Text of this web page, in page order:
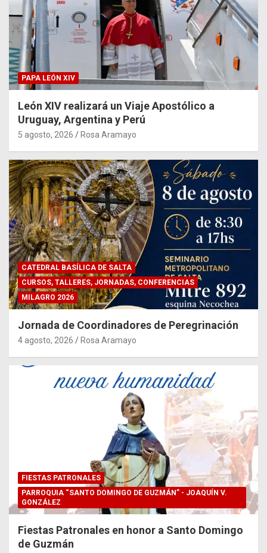
PAPA LEÓN XIV
León XIV realizará un Viaje Apostólico a
Uruguay, Argentina y Perú
5 agosto, 2026 Rosa Aramayo
CATEDRAL BASÍLICA DE SALTA
CURSOS, TALLERES, JORNADAS, CONFERENCIAS
MILAGRO 2026
Jornada de Coordinadores de Peregrinación
4 agosto, 2026 Rosa Aramayo
FIESTAS PATRONALES
PARROQUIA “SANTO DOMINGO DE GUZMÁN” - JOAQUÍN V.
GONZÁLEZ
Fiestas Patronales en honor a Santo Domingo
de Guzmán